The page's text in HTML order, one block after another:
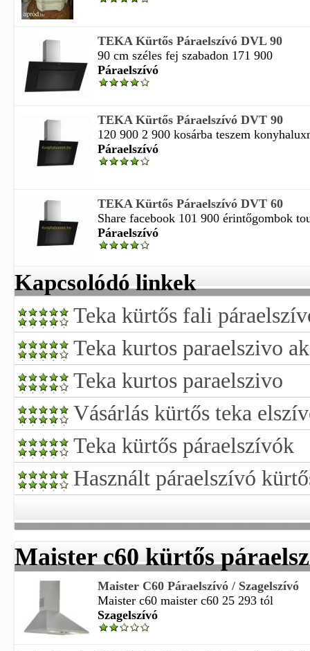
TEKA Kürtős Páraelszívó DVL 90
90 cm széles fej szabadon 171 900
Páraelszívó
TEKA Kürtős Páraelszívó DVT 90
120 900 2 900 kosárba teszem
Páraelszívó
TEKA Kürtős Páraelszívó DVT 60
Share facebook 101 900 érintőgombok
Páraelszívó
Kapcsolódó linkek
Teka kürtős fali
Teka kurtos paraelszivo
Teka kurtos paraelszivo
Vásárlás kürtős teka
Teka kürtős páraelszívók
Használt páraelszívó
Maister c60 kürtős
Maister C60 Páraelszívó / Szagelszívó
Maister c60 maister c60 25 293 tól
Szagelszívó